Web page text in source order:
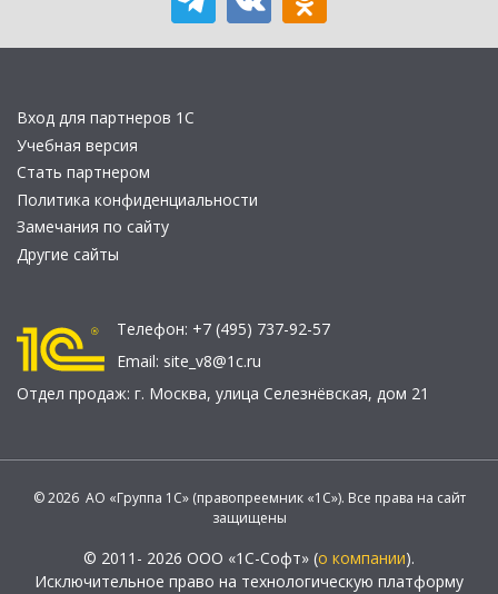
Вход для партнеров 1С
Учебная версия
Стать партнером
Политика конфиденциальности
Замечания по сайту
Другие сайты
Телефон: +7 (495) 737-92-57
Email: site_v8@1c.ru
Отдел продаж: г. Москва, улица Селезнёвская, дом 21
© 2026 АО «Группа 1С» (правопреемник «1С»). Все права на сайт
защищены
© 2011- 2026 ООО «1С-Софт» (о компании).
Исключительное право на технологическую платформу